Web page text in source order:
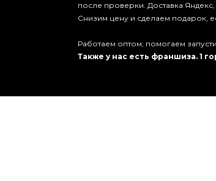
после проверки. Доставка
Снизим цену и сделаем подарок,
Работаем оптом, помогаем
Также у нас есть франшиза. 1